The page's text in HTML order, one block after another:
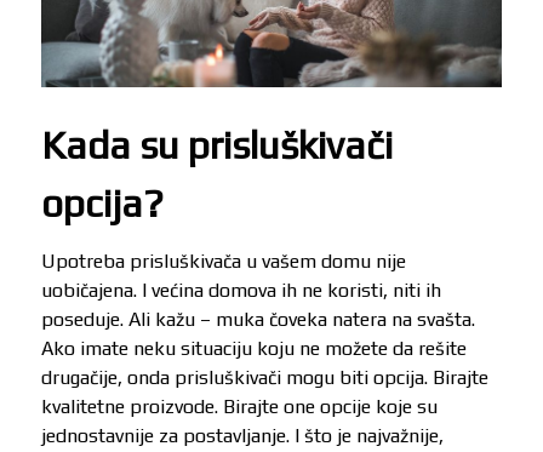
Kada su prisluškivači
opcija?
Upotreba prisluškivača u vašem domu nije
uobičajena. I većina domova ih ne koristi, niti ih
poseduje. Ali kažu – muka čoveka natera na svašta.
Ako imate neku situaciju koju ne možete da rešite
drugačije, onda prisluškivači mogu biti opcija. Birajte
kvalitetne proizvode. Birajte one opcije koje su
jednostavnije za postavljanje. I što je najvažnije,